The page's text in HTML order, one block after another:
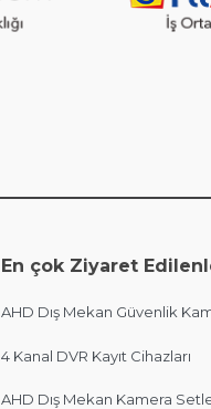
En çok Ziyaret
AHD Dış Mekan Güvenlik
4 Kanal DVR Kayıt Cihazları
AHD Dış Mekan Kamera